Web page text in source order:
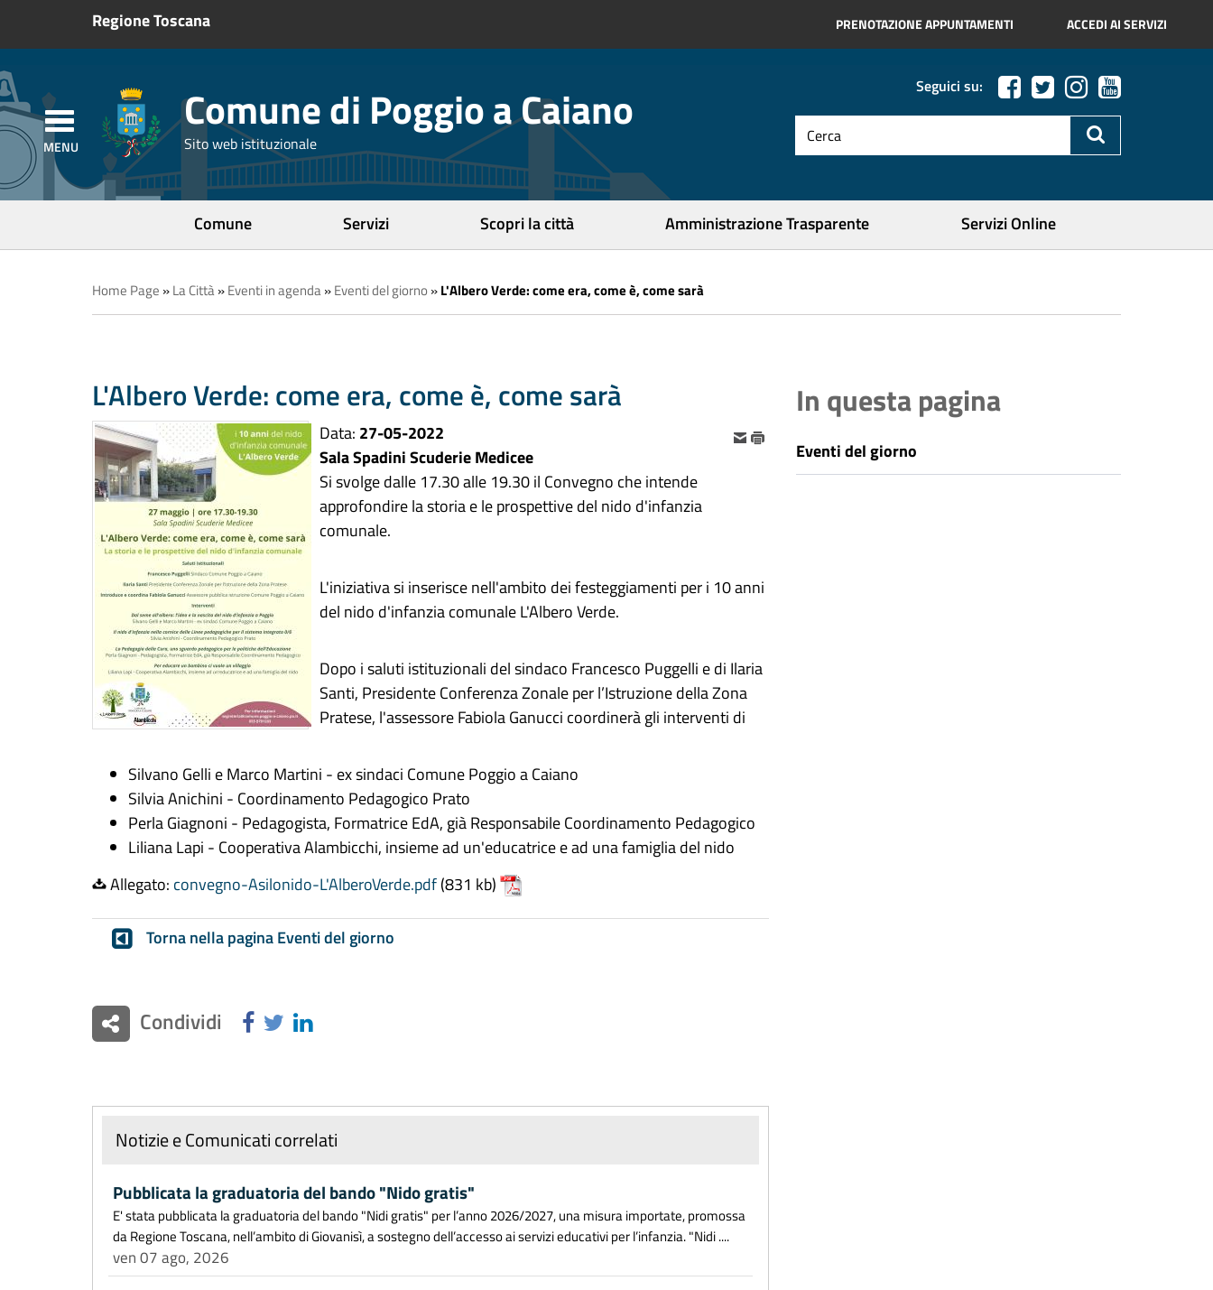
Regione Toscana PRENOTAZIONE APPUNTAMENTI ACCEDI AI SERVIZI
Comune di Poggio a Caiano
Sito web istituzionale
Seguici su:
testo
da
Comune Servizi Scopri la città Amministrazione Trasparente Servizi Online
Home Page »La Città»Eventi in agenda»Eventi del giorno»L'Albero Verde: come era, come è, come sarà
L'Albero Verde: come era, come è, come sarà
Data: 27-05-2022
Sala Spadini Scuderie Medicee
Si svolge dalle 17.30 alle 19.30 il Convegno che intende
approfondire la storia e le prospettive del nido d'infanzia
comunale.
L'iniziativa si inserisce nell'ambito dei festeggiamenti per i 10 anni
del nido d'infanzia comunale L'Albero Verde.
Dopo i saluti istituzionali del sindaco Francesco Puggelli e di Ilaria
Santi, Presidente Conferenza Zonale per l’Istruzione della Zona
Pratese, l'assessore Fabiola Ganucci coordinerà gli interventi di
Silvano Gelli e Marco Martini - ex sindaci Comune Poggio a Caiano
Silvia Anichini - Coordinamento Pedagogico Prato
Perla Giagnoni - Pedagogista, Formatrice EdA, già Responsabile Coordinamento Pedagogico
Liliana Lapi - Cooperativa Alambicchi, insieme ad un'educatrice e ad una famiglia del nido
Allegato: convegno-Asilonido-L'AlberoVerde.pdf(831 kb)
Torna nella pagina Eventi del giorno
Condividi
Notizie e Comunicati correlati
Pubblicata la graduatoria del bando "Nido gratis"
E' stata pubblicata la graduatoria del bando "Nidi gratis" per l’anno 2026/2027, una misura importate, promossa
da Regione Toscana, nell’ambito di Giovanisì, a sostegno dell’accesso ai servizi educativi per l’infanzia. "Nidi ....
ven 07 ago, 2026
In questa pagina
Eventi del giorno